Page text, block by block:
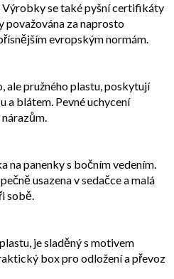
se také pyšní certifikáty
považována za naprosto
evropským normám.
pružného plastu, poskytují
a blátem. Pevné uchycení
na panenky s bočním vedením.
usazena v sedačce a malá
sobě.
je sladěný s motivem
box pro odložení a převoz